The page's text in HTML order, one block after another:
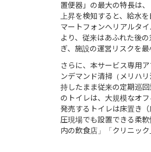
置便器」の最⼤の特⻑は
上昇を検知すると、給⽔
マートフォンへリアルタ
より、従来はあふれた後
ぎ、施設の運営リスクを最
さらに、本サービス専⽤
ンデマンド清掃（メリハ
持したまま従来の定期巡
のトイレは、⼤規模なオ
発売するトイレは床置き
圧現場でも設置できる柔
内の飲⾷店」「クリニッ